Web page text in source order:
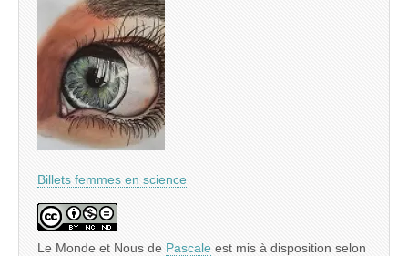
Billets femmes en science
Le Monde et Nous de Pascale est mis à disposition selon